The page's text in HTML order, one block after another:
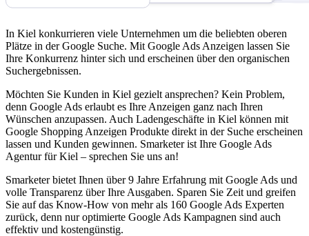
In Kiel konkurrieren viele Unternehmen um die beliebten oberen
Plätze in der Google Suche. Mit Google Ads Anzeigen lassen Sie
Ihre Konkurrenz hinter sich und erscheinen über den organischen
Suchergebnissen.
Möchten Sie Kunden in Kiel gezielt ansprechen? Kein Problem,
denn Google Ads erlaubt es Ihre Anzeigen ganz nach Ihren
Wünschen anzupassen. Auch Ladengeschäfte in Kiel können mit
Google Shopping Anzeigen Produkte direkt in der Suche erscheinen
lassen und Kunden gewinnen. Smarketer ist Ihre Google Ads
Agentur für Kiel – sprechen Sie uns an!
Smarketer bietet Ihnen über 9 Jahre Erfahrung mit Google Ads und
volle Transparenz über Ihre Ausgaben. Sparen Sie Zeit und greifen
Sie auf das Know-How von mehr als 160 Google Ads Experten
zurück, denn nur optimierte Google Ads Kampagnen sind auch
effektiv und kostengünstig.